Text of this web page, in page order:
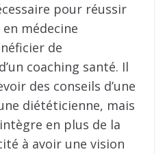
pour réussir
médecine
de
coaching santé. Il
des conseils d’une
diététicienne, mais
en plus de la
à avoir une vision